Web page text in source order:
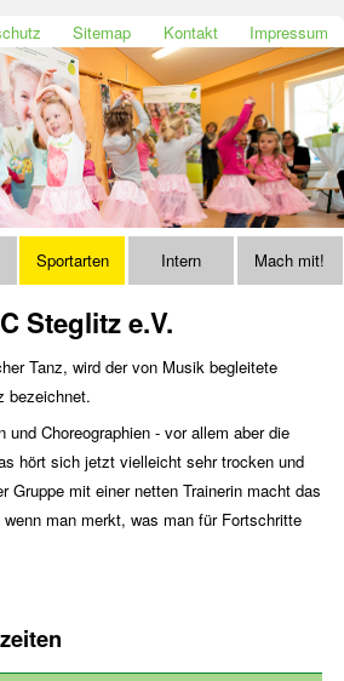
Sitemap Kontakt Impressum
Sportarten Intern Mach mit!
Steglitz e.V.
Tanz, wird der von Musik begleitete
bezeichnet.
und Choreographien - vor allem aber die
hört sich jetzt vielleicht sehr trocken und
Gruppe mit einer netten Trainerin macht das
man merkt, was man für Fortschritte